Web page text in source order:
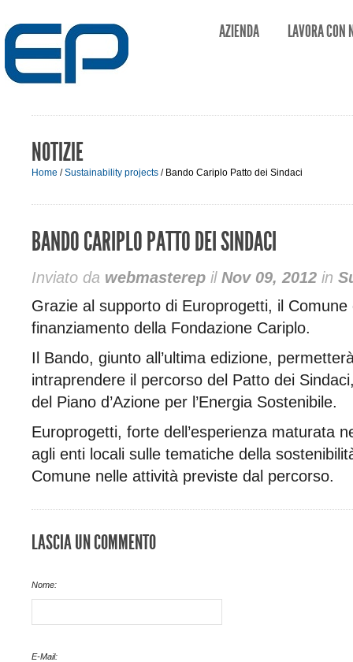
AZIENDA LAVORA CON
NOTIZIE
Home /Sustainability projects / Bando Cariplo Patto dei Sindaci
BANDO CARIPLO PATTO DEI SINDACI
Inviato da webmasterep il Nov 09, 2012 in
Grazie al supporto di Europrogetti, il
finanziamento della Fondazione Cariplo.
Il Bando, giunto all’ultima edizione,
intraprendere il percorso del Patto dei
del Piano d’Azione per l’Energia Sostenibile.
Europrogetti, forte dell’esperienza maturata
agli enti locali sulle tematiche della
Comune nelle attività previste dal percorso.
LASCIA UN COMMENTO
Nome:
E-Mail: